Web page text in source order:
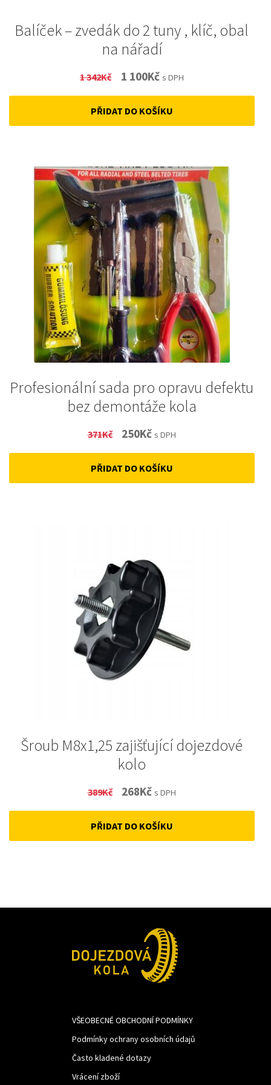
Balíček – zvedák do 2 tuny , klíč, obal
na nářadí
1 342Kč
Original
price
was:
1 100KčCurrent
price
is:
s DPH
PŘIDAT DO KOŠÍKU
Profesionální sada pro opravu defektu
bez demontáže kola
371Kč
Original
price
was:
250KčCurrent
price
is:
s DPH
PŘIDAT DO KOŠÍKU
Šroub M8x1,25 zajišťující dojezdové
kolo
389Kč
Original
price
was:
268KčCurrent
price
is:
s DPH
PŘIDAT DO KOŠÍKU
VŠEOBECNÉ OBCHODNÍ PODMÍNKY
Podmínky ochrany osobních údajů
Často kladené dotazy
Vrácení zboží